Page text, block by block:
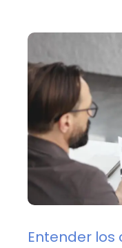
Entender